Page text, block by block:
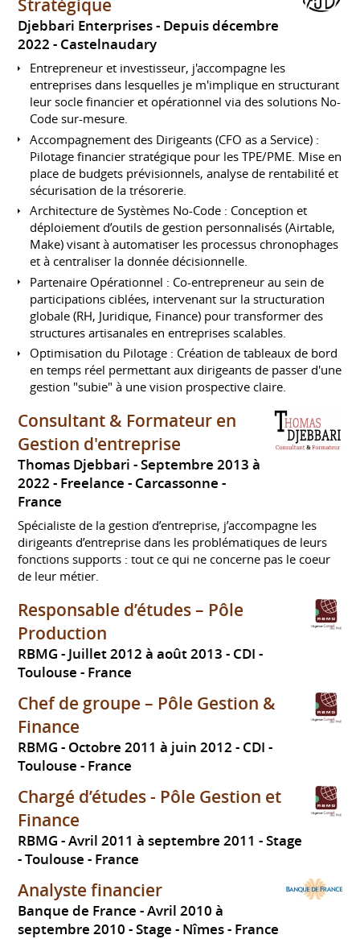
Stratégique
Djebbari Enterprises
Depuis décembre
2022 Castelnaudary
Entrepreneur et investisseur, j'accompagne les
entreprises dans lesquelles je m'implique en structurant
leur socle financier et opérationnel via des solutions No-
Code sur-mesure.
Accompagnement des Dirigeants (CFO as a Service) :
Pilotage financier stratégique pour les TPE/PME. Mise en
place de budgets prévisionnels, analyse de rentabilité et
sécurisation de la trésorerie.
Architecture de Systèmes No-Code : Conception et
déploiement d’outils de gestion personnalisés (Airtable,
Make) visant à automatiser les processus chronophages
et à centraliser la donnée décisionnelle.
Partenaire Opérationnel : Co-entrepreneur au sein de
participations ciblées, intervenant sur la structuration
globale (RH, Juridique, Finance) pour transformer des
structures artisanales en entreprises scalables.
Optimisation du Pilotage : Création de tableaux de bord
en temps réel permettant aux dirigeants de passer d'une
gestion "subie" à une vision prospective claire.
Consultant & Formateur en
Gestion d'entreprise
Thomas Djebbari
Septembre 2013 à
2022 Freelance
Carcassonne
France
Spécialiste de la gestion d’entreprise, j’accompagne les
dirigeants d’entreprise dans les problématiques de leurs
fonctions supports : tout ce qui ne concerne pas le coeur
de leur métier.
Responsable d’études – Pôle
Production
RBMG Juillet 2012 à août 2013 CDI
Toulouse
France
Chef de groupe – Pôle Gestion &
Finance
RBMG Octobre 2011 à juin 2012 CDI
Toulouse
France
Chargé d’études - Pôle Gestion et
Finance
RBMG Avril 2011 à septembre 2011 Stage
Toulouse
France
Analyste financier
Banque de France
Avril 2010 à
septembre 2010 Stage Nîmes France